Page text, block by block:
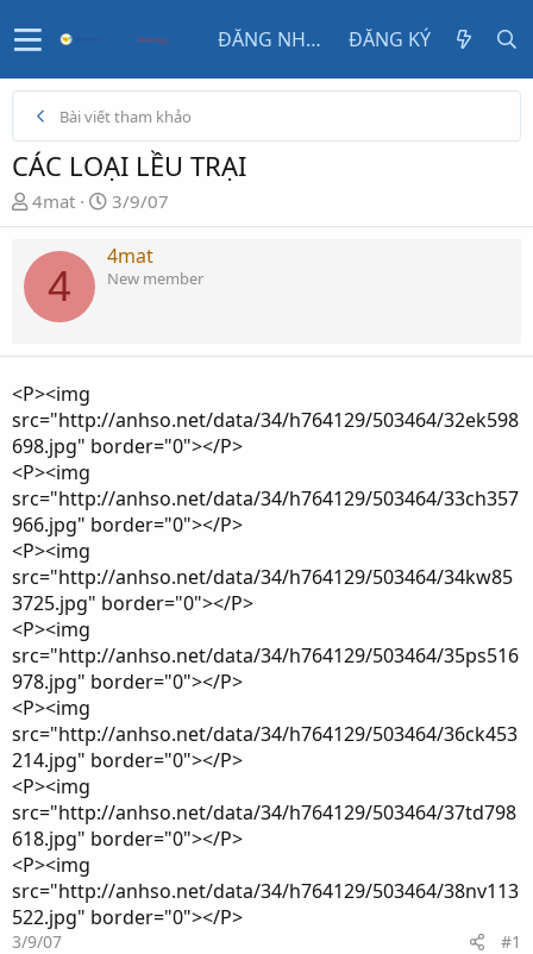
ĐĂNG NHẬP ĐĂNG KÝ
Bài viết tham khảo
CÁC LOẠI LỀU TRẠI
N
g
ư
h
i
t
ạ
o
4mat
N
g
à
y
i
3/9/07
4
4mat
New member
<P><img
src="http://anhso.net/data/34/h764129/503464/32ek598
698.jpg" border="0"></P>
<P><img
src="http://anhso.net/data/34/h764129/503464/33ch357
966.jpg" border="0"></P>
<P><img
src="http://anhso.net/data/34/h764129/503464/34kw85
3725.jpg" border="0"></P>
<P><img
src="http://anhso.net/data/34/h764129/503464/35ps516
978.jpg" border="0"></P>
<P><img
src="http://anhso.net/data/34/h764129/503464/36ck453
214.jpg" border="0"></P>
<P><img
src="http://anhso.net/data/34/h764129/503464/37td798
618.jpg" border="0"></P>
<P><img
src="http://anhso.net/data/34/h764129/503464/38nv113
522.jpg" border="0"></P>
3/9/07 #1